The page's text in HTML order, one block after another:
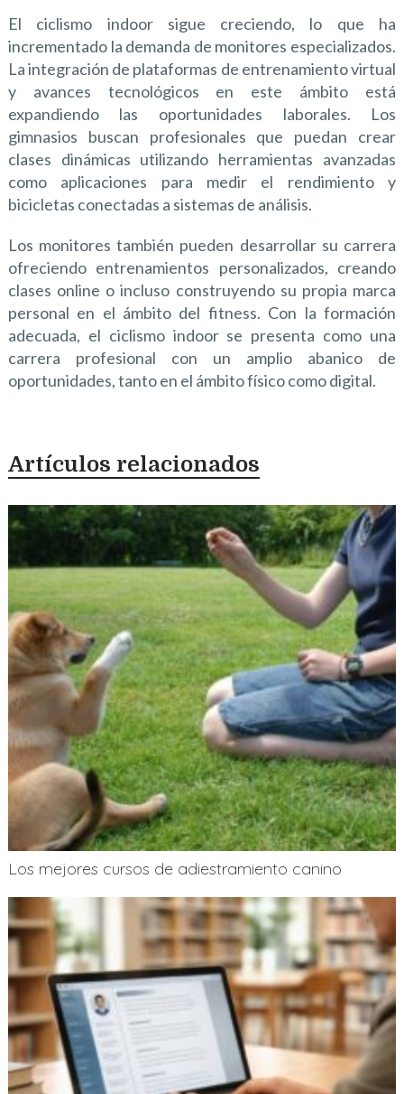
El ciclismo indoor sigue creciendo, lo que ha
incrementado la demanda de monitores especializados.
La integración de plataformas de entrenamiento virtual
y avances tecnológicos en este ámbito está
expandiendo las oportunidades laborales. Los
gimnasios buscan profesionales que puedan crear
clases dinámicas utilizando herramientas avanzadas
como aplicaciones para medir el rendimiento y
bicicletas conectadas a sistemas de análisis.
Los monitores también pueden desarrollar su carrera
ofreciendo entrenamientos personalizados, creando
clases online o incluso construyendo su propia marca
personal en el ámbito del fitness. Con la formación
adecuada, el ciclismo indoor se presenta como una
carrera profesional con un amplio abanico de
oportunidades, tanto en el ámbito físico como digital.
Artículos relacionados
Los mejores cursos de adiestramiento canino